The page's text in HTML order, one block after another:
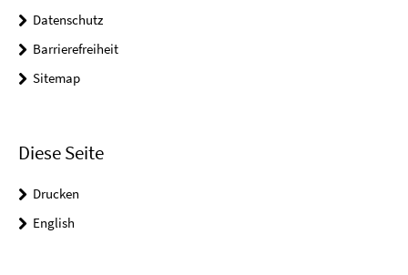
Datenschutz
Barrierefreiheit
Sitemap
Diese Seite
Drucken
English